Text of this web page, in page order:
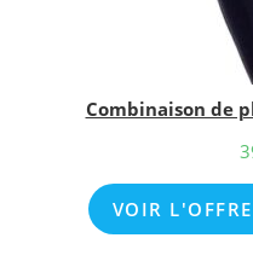
Combinaison de
VOIR